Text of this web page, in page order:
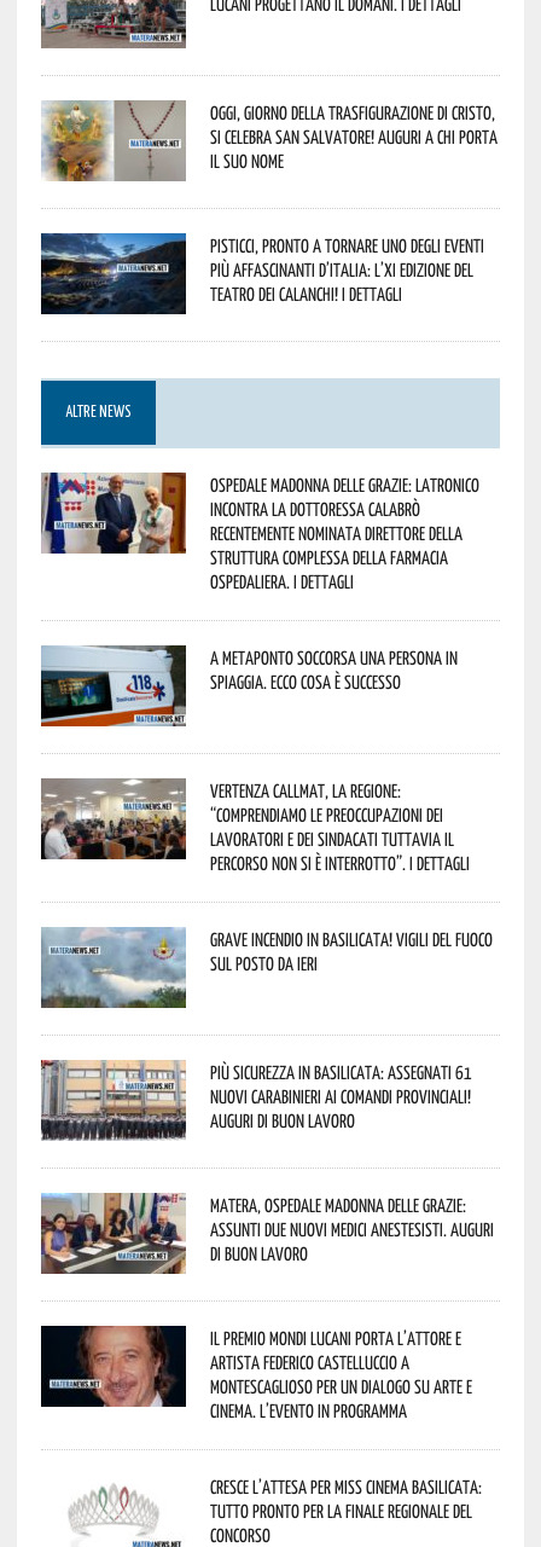
Oggi, giorno della Trasfigurazione di Cristo,
si celebra San Salvatore! Auguri a chi porta
il suo nome
Pisticci, pronto a tornare uno degli eventi
più affascinanti d’Italia: l’XI edizione del
Teatro dei Calanchi! I dettagli
ALTRE NEWS
Ospedale Madonna delle Grazie: Latronico
incontra la dottoressa Calabrò
recentemente nominata Direttore della
Struttura Complessa della Farmacia
Ospedaliera. I dettagli
A Metaponto soccorsa una persona in
spiaggia. Ecco cosa è successo
Vertenza CallMat, la Regione:
“comprendiamo le preoccupazioni dei
lavoratori e dei sindacati tuttavia il
percorso non si è interrotto”. I dettagli
Grave incendio in Basilicata! Vigili del fuoco
sul posto da ieri
Più sicurezza in Basilicata: assegnati 61
nuovi Carabinieri ai Comandi provinciali!
Auguri di buon lavoro
Matera, Ospedale Madonna delle Grazie:
assunti due nuovi medici anestesisti. Auguri
di buon lavoro
Il Premio Mondi Lucani porta l’attore e
artista Federico Castelluccio a
Montescaglioso per un dialogo su arte e
cinema. L’evento in programma
Cresce l’attesa per Miss Cinema Basilicata:
tutto pronto per la finale regionale del
concorso